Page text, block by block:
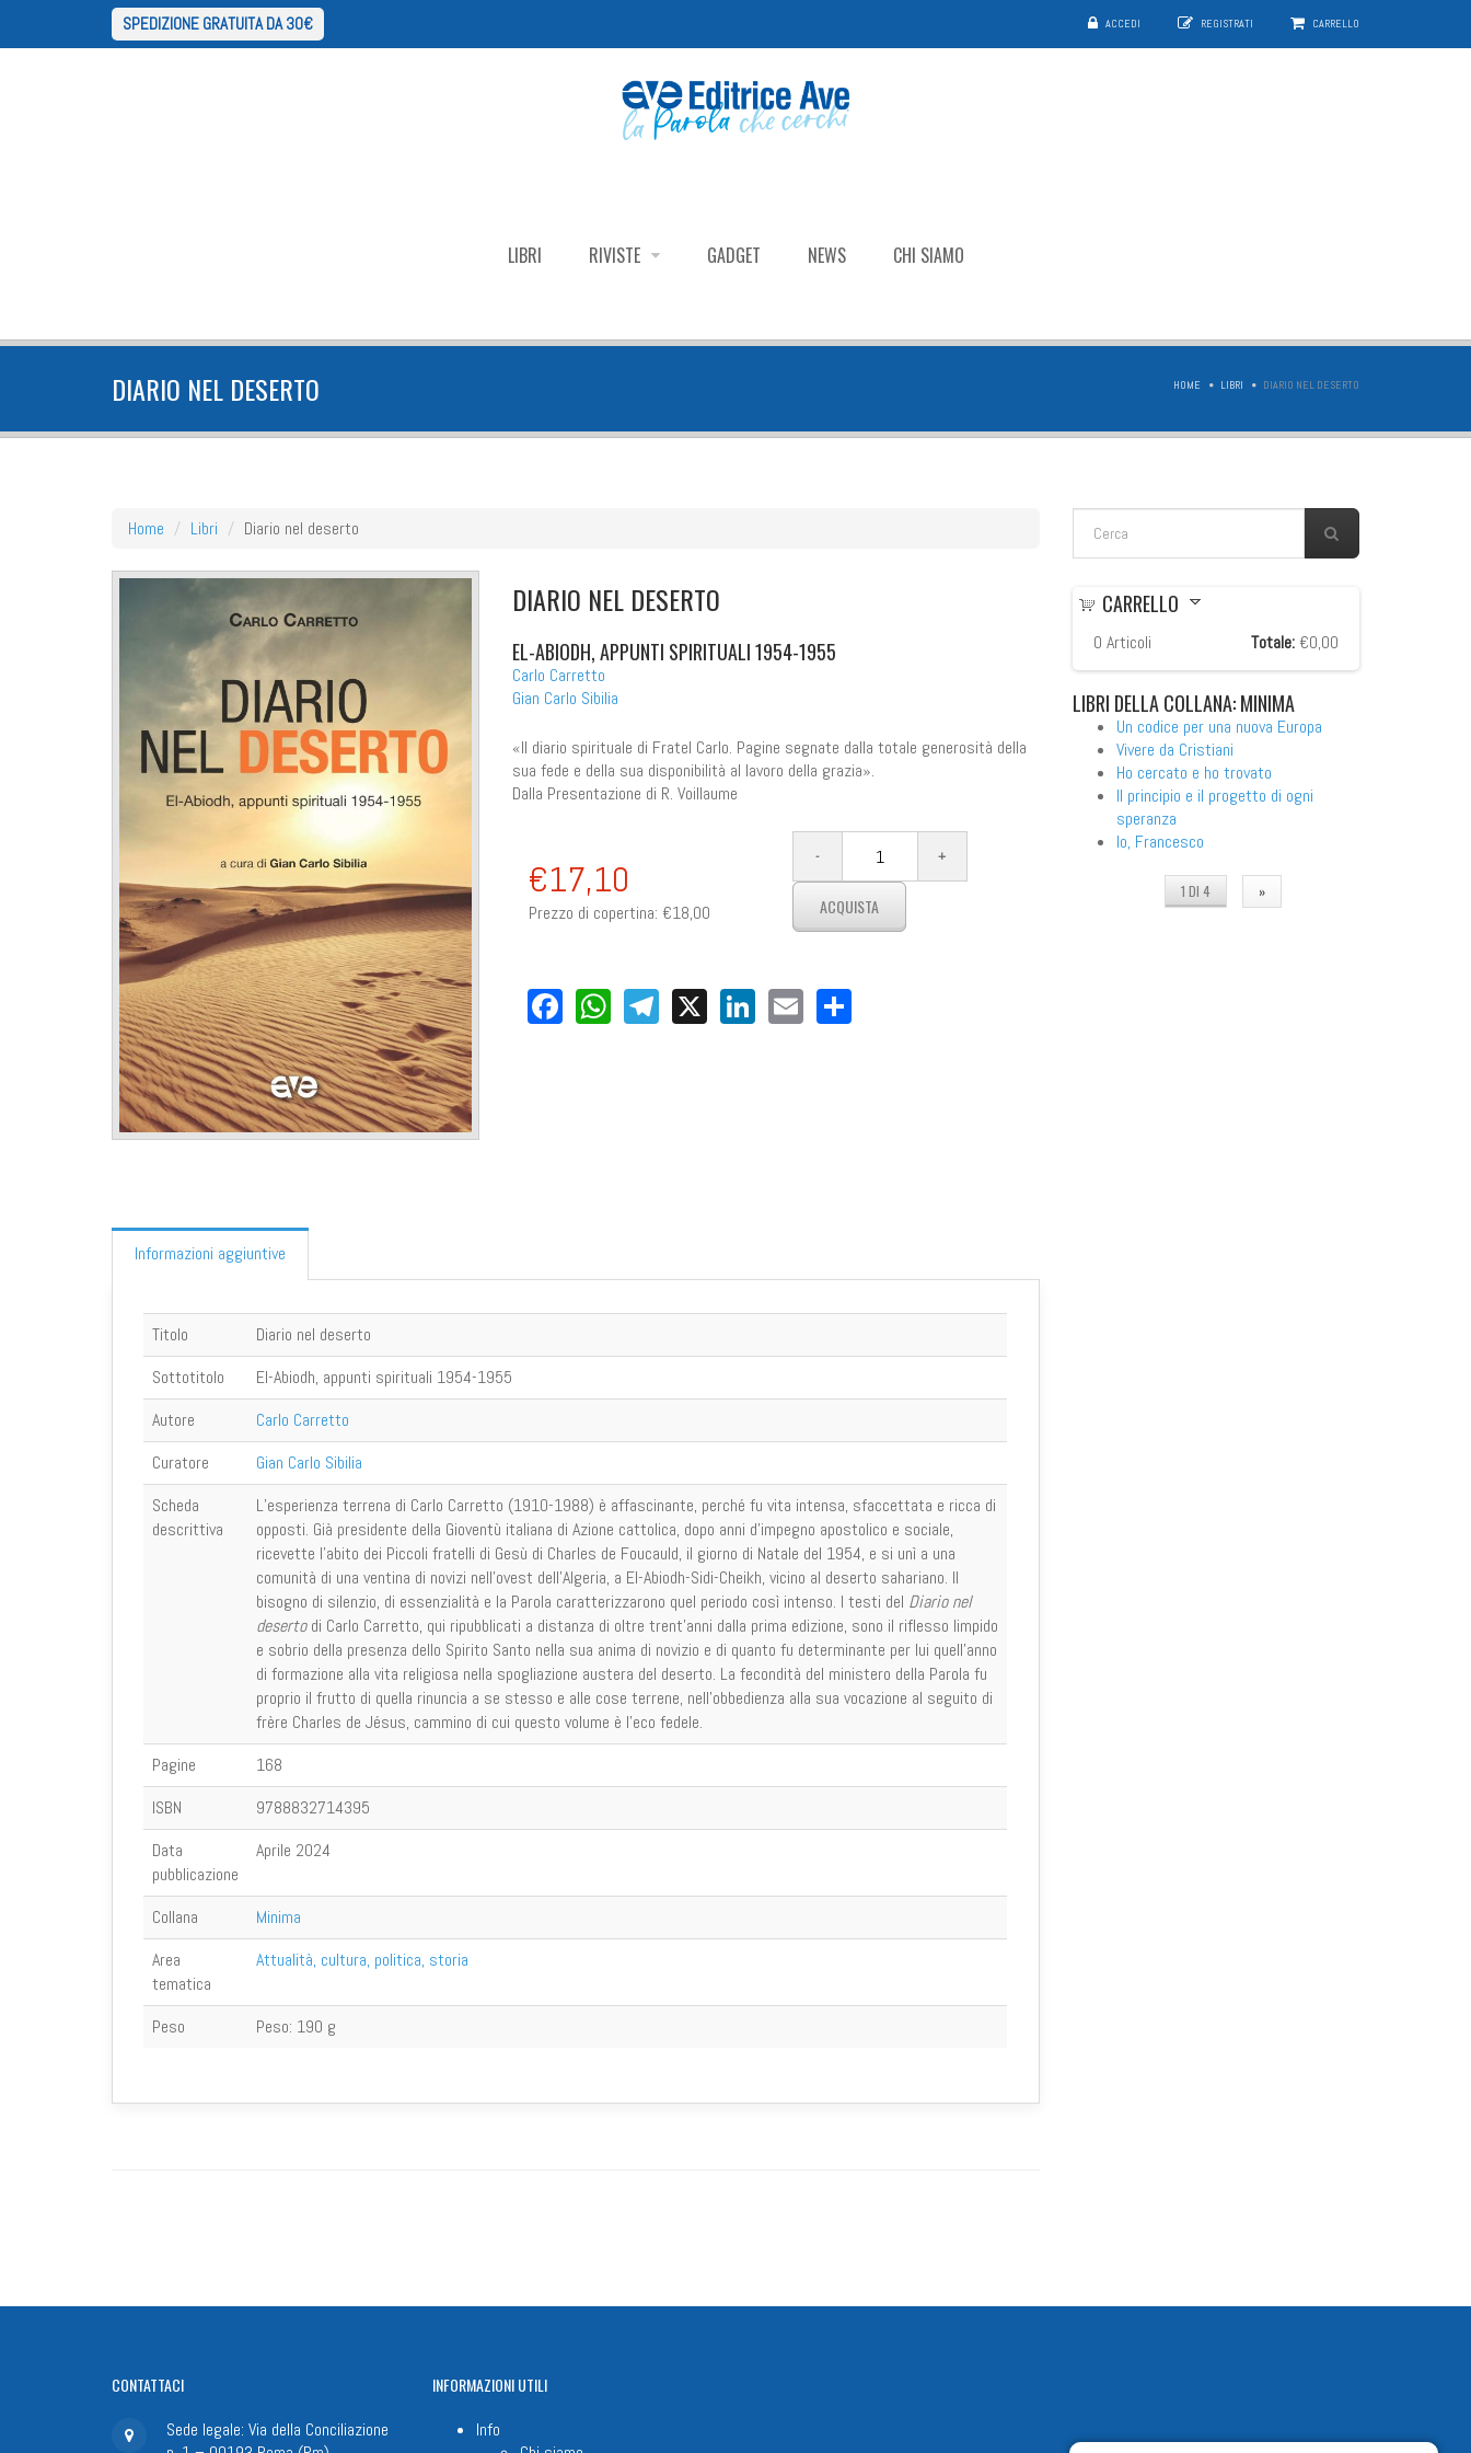
SPEDIZIONE GRATUITA DA 30€ ACCEDI REGISTRATI CARRELLO
LIBRI RIVISTE GADGET NEWS CHI SIAMO
DIARIO NEL DESERTO HOME LIBRI DIARIO NEL DESERTO
Home Libri Diario nel deserto FORM DI RICERCA
DIARIO NEL DESERTO
EL-ABIODH, APPUNTI SPIRITUALI 1954-1955
Carlo Carretto
Gian Carlo Sibilia
«Il diario spirituale di Fratel Carlo. Pagine segnate dalla totale generosità della
sua fede e della sua disponibilità al lavoro della grazia».
Dalla Presentazione di R. Voillaume
€17,10
Prezzo di copertina: €18,00
Facebook
WhatsApp
Telegram
X LinkedIn
EmailShare
Informazioni aggiuntive
Titolo
Diario nel deserto
Sottotitolo
El-Abiodh, appunti spirituali 1954-1955
Autore
Carlo Carretto
Curatore
Gian Carlo Sibilia
Scheda
descrittiva
L’esperienza terrena di Carlo Carretto (1910-1988) è affascinante, perché fu vita intensa, sfaccettata e ricca di
opposti. Già presidente della Gioventù italiana di Azione cattolica, dopo anni d’impegno apostolico e sociale,
ricevette l’abito dei Piccoli fratelli di Gesù di Charles de Foucauld, il giorno di Natale del 1954, e si unì a una
comunità di una ventina di novizi nell’ovest dell’Algeria, a El-Abiodh-Sidi-Cheikh, vicino al deserto sahariano. Il
bisogno di silenzio, di essenzialità e la Parola caratterizzarono quel periodo così intenso. I testi del Diario nel
desertodi Carlo Carretto, qui ripubblicati a distanza di oltre trent’anni dalla prima edizione, sono il riflesso limpido
e sobrio della presenza dello Spirito Santo nella sua anima di novizio e di quanto fu determinante per lui quell’anno
di formazione alla vita religiosa nella spogliazione austera del deserto. La fecondità del ministero della Parola fu
proprio il frutto di quella rinuncia a se stesso e alle cose terrene, nell’obbedienza alla sua vocazione al seguito di
frère Charles de Jésus, cammino di cui questo volume è l’eco fedele.
Pagine
168
ISBN
9788832714395
Data
pubblicazione
Aprile 2024
Collana
Minima
Area
tematica
Attualità, cultura, politica, storia
Peso Peso: 190 g
CARRELLO
0 Articoli Totale: €0,00
LIBRI DELLA COLLANA: MINIMA
Un codice per una nuova Europa
Vivere da Cristiani
Ho cercato e ho trovato
Il principio e il progetto di ogni
speranza
Io, Francesco
1 DI 4 »
CONTATTACI
Sede legale: Via della Conciliazione
INFORMAZIONIUTILI
Info